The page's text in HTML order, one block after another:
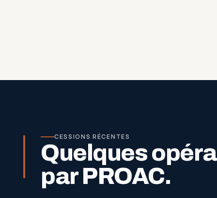
CESSIONS RÉCENTES
Quelques
par PROAC.